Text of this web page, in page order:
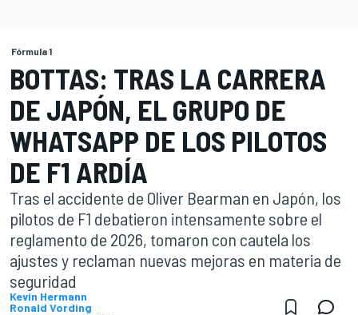
Fórmula 1
BOTTAS: TRAS LA CARRERA
DE JAPÓN, EL GRUPO DE
WHATSAPP DE LOS PILOTOS
DE F1 ARDÍA
Tras el accidente de Oliver Bearman en Japón, los
pilotos de F1 debatieron intensamente sobre el
reglamento de 2026, tomaron con cautela los
ajustes y reclaman nuevas mejoras en materia de
seguridad
Kevin Hermann
Ronald Vording